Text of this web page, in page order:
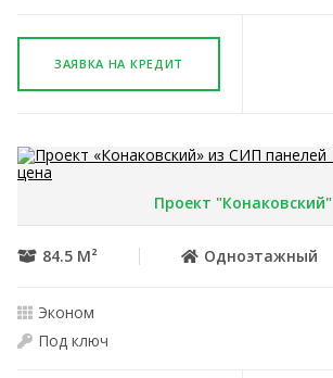
ЗАЯВКА НА КРЕДИТ
Проект "Конаковский"
84.5 М² Одноэтажный
Эконом
Под ключ